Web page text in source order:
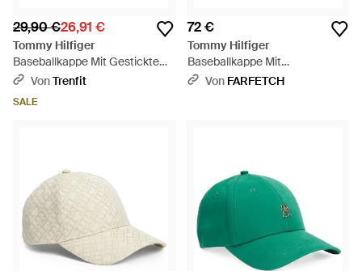
29,90 €26,91 €
Tommy Hilfiger
Baseballkappe Mit Gesticktem
Logo - Pink
VonTrenfit
SALE
72 €
Tommy Hilfiger
Baseballkappe Mit
Monogramm-Schild - Blau
Von FARFETCH